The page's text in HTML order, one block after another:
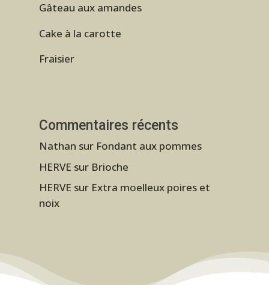
Gâteau aux amandes
Cake à la carotte
Fraisier
Commentaires récents
Nathan sur Fondant aux pommes
HERVE sur Brioche
HERVE sur Extra moelleux poires et
noix